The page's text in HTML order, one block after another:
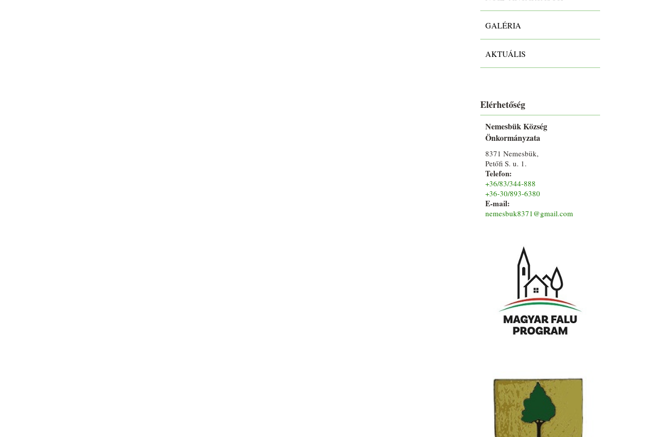
GALÉRIA
AKTUÁLIS
Elérhetőség
Nemesbük Község
Önkormányzata
8371 Nemesbük,
Petőfi S. u. 1.
Telefon:
+36/83/344-888
+36-30/893-6380
E-mail:
nemesbuk8371@gmail.com